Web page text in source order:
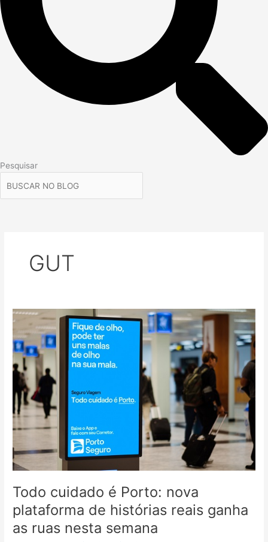
Pesquisar
GUT
Todo cuidado é Porto: nova
plataforma de histórias reais ganha
as ruas nesta semana
Todo
cuidado
é
Porto:
nova
plataforma
de
histórias
reais
ganha
as
ruas
nesta
semana